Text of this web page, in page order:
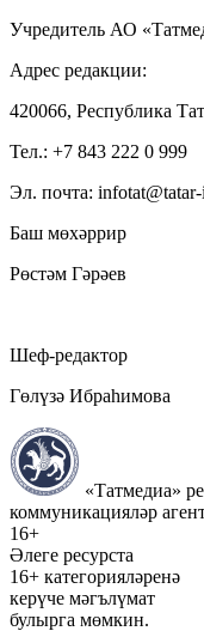
Учредитель АО
Адрес редакции:
420066, Республика
Тел.: +7 843 222 0 999
Эл. почта:
Баш мөхәррир
Рөстәм Гәрәев
Шеф-редактор
Гөлүзә Ибраһимова
«Татмедиа»
коммуникацияләр
16+
Әлеге ресурста
16+ категорияләренә
керүче мәгълүмат
булырга мөмкин.